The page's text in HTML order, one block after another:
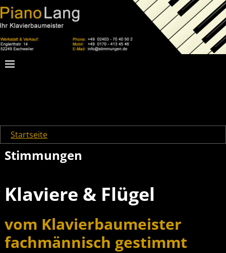
Startseite
Stimmungen
Klaviere & Flügel
vom Klavierbaumeister
fachmännisch gestimmt